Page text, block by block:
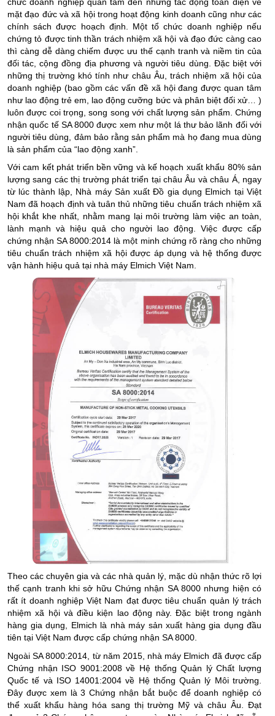
mặt đạo đức và xã hội trong hoạt động kinh doanh cũng như các
chính sách được hoạch định. Một tổ chức doanh nghiệp nếu
chứng tỏ được tinh thần trách nhiệm xã hội và đạo đức càng cao
thì càng dễ dàng chiếm được ưu thế cạnh tranh và niềm tin của
đối tác, cộng đồng địa phương và người tiêu dùng. Đặc biệt với
những thị trường khó tính như châu Âu, trách nhiệm xã hội của
doanh nghiệp (bao gồm các vấn đề xã hội đang được quan tâm
như lao động trẻ em, lao động cưỡng bức và phân biệt đối xử… )
luôn được coi trọng, song song với chất lượng sản phẩm. Chứng
nhận quốc tế SA 8000 được xem như một lá thư bảo lãnh đối với
người tiêu dùng, đảm bảo rằng sản phẩm mà họ đang mua dùng
là sản phẩm của “lao động xanh”.
Với cam kết phát triển bền vững và kế hoạch xuất khẩu 80% sản
lượng sang các thị trường phát triển tại châu Âu và châu Á, ngay
từ lúc thành lập, Nhà máy Sản xuất Đồ gia dụng Elmich tại Việt
Nam đã hoạch định và tuân thủ những tiêu chuẩn trách nhiệm xã
hội khắt khe nhất, nhằm mang lại môi trường làm việc an toàn,
lành mạnh và hiệu quả cho người lao động. Việc được cấp
chứng nhận SA 8000:2014 là một minh chứng rõ ràng cho những
tiêu chuẩn trách nhiệm xã hội được áp dụng và hệ thống được
vận hành hiệu quả tại nhà máy Elmich Việt Nam.
Theo các chuyên gia và các nhà quản lý, mặc dù nhận thức rõ lợi
thế cạnh tranh khi sở hữu Chứng nhận SA 8000 nhưng hiện có
rất ít doanh nghiệp Việt Nam đạt được tiêu chuẩn quản lý trách
nhiệm xã hội và điều kiện lao động này. Đặc biệt trong ngành
hàng gia dụng, Elmich là nhà máy sản xuất hàng gia dụng đầu
tiên tại Việt Nam được cấp chứng nhận SA 8000.
Ngoài SA 8000:2014, từ năm 2015, nhà máy Elmich đã được cấp
Chứng nhận ISO 9001:2008 về Hệ thống Quản lý Chất lượng
Quốc tế và ISO 14001:2004 về Hệ thống Quản lý Môi trường.
Đây được xem là 3 Chứng nhận bắt buộc để doanh nghiệp có
thể xuất khẩu hàng hóa sang thị trường Mỹ và châu Âu. Đạt